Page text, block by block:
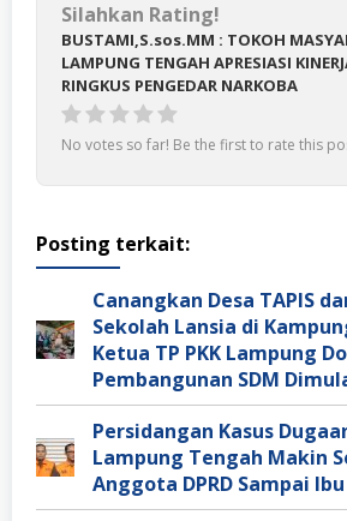
Silahkan Rating!
BUSTAMI,S.sos.MM : TOKOH
LAMPUNG TENGAH APRESIASI
RINGKUS PENGEDAR NARKOBA
No votes so far! Be the first to rate this
Posting terkait:
Canangkan Desa TAPIS
Sekolah Lansia di
Ketua TP PKK Lampung
Pembangunan SDM
Persidangan Kasus
Lampung Tengah Makin
Anggota DPRD Sampai Ibu